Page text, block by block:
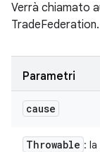
Verrà chiamato
TradeFederation.
Parametri
cause
Throwable : la